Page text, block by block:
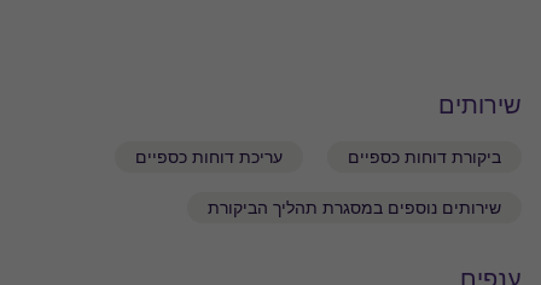
שירותים
ביקורת דוחות כספיים עריכת דוחות כספיים
שירותים נוספים במסגרת תהליך הביקורת
ענפים